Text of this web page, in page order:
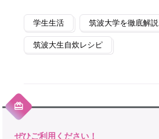
学生生活 筑波大学を徹底解説
筑波大生自炊レシピ